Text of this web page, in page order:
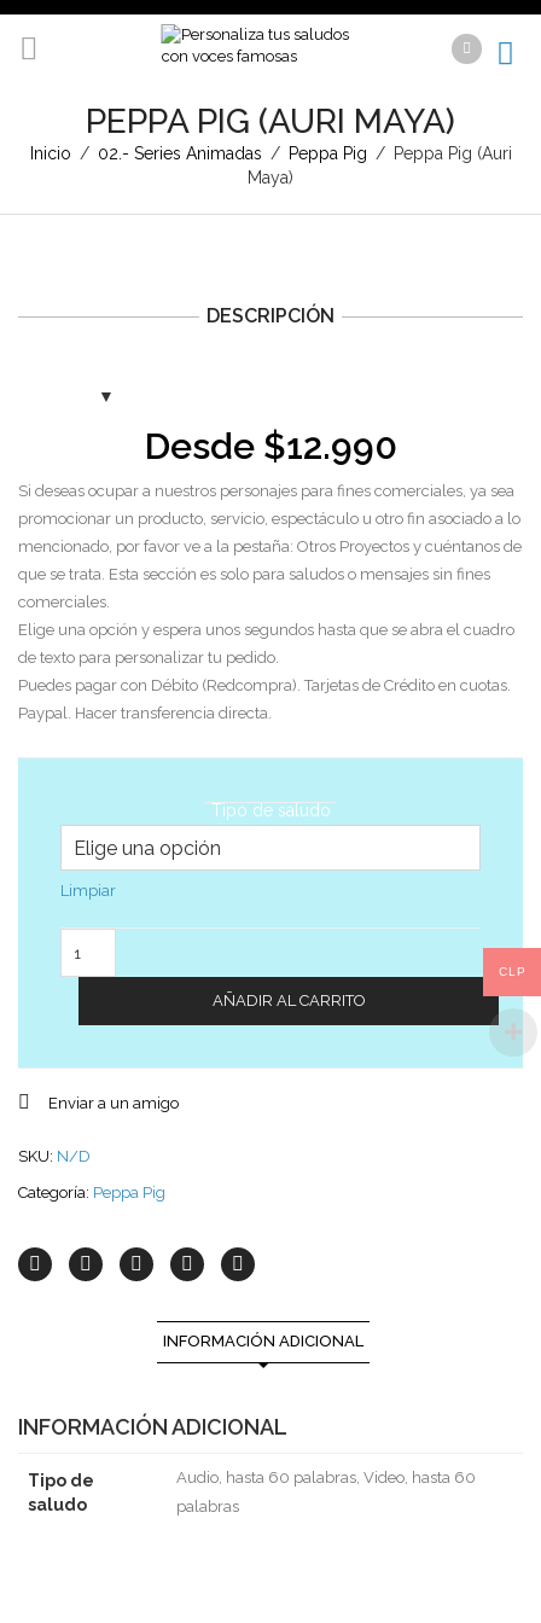
PEPPA PIG (AURI MAYA)
Inicio / 02.- Series Animadas / Peppa Pig / Peppa Pig (Auri
Maya)
DESCRIPCIÓN
Desde $12.990
Si deseas ocupar a nuestros personajes para fines comerciales, ya sea
promocionar un producto, servicio, espectáculo u otro fin asociado a lo
mencionado, por favor ve a la pestaña: Otros Proyectos y cuéntanos de
que se trata. Esta sección es solo para saludos o mensajes sin fines
comerciales.
Elige una opción y espera unos segundos hasta que se abra el cuadro
de texto para personalizar tu pedido.
Puedes pagar con Débito (Redcompra). Tarjetas de Crédito en cuotas.
Paypal. Hacer transferencia directa.
Tipo de saludo
Limpiar
AÑADIR AL CARRITO
Enviar a un amigo
SKU: N/D
Categoría: Peppa Pig
INFORMACIÓN ADICIONAL
INFORMACIÓN ADICIONAL
Tipo de
saludo
Audio, hasta 60 palabras, Video, hasta 60
palabras
CLP